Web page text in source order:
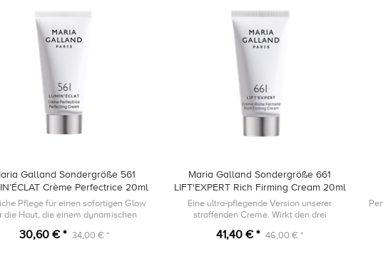
Galland Sondergröße 561
Crème Perfectrice 20ml
Pflege für einen sofortigen Glow
die Haut, die einem dynamischen
30,60 € * 34,00 € *
Maria Galland Sondergröße 661
LIFT'EXPERT Rich Firming Cream 20ml
Eine ultra-pflegende Version unserer
straffenden Creme. Wirkt den drei
verantwortlich sind, entgegen.
41,40 € * 46,00 € *